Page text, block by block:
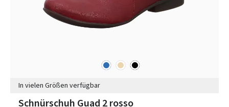
blau beigeschwarz
In vielen Größen verfügbar
Schnürschuh Guad 2 rosso